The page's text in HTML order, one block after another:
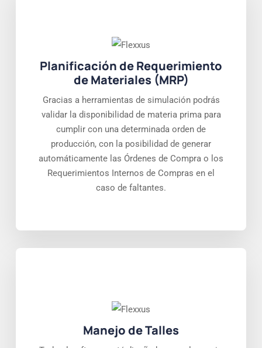
Planificación de Requerimiento
de Materiales (MRP)
Gracias a herramientas de simulación podrás
validar la disponibilidad de materia prima para
cumplir con una determinada orden de
producción, con la posibilidad de generar
automáticamente las Órdenes de Compra o los
Requerimientos Internos de Compras en el
caso de faltantes.
Manejo de Talles